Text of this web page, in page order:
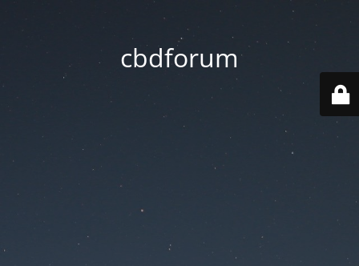
cbdforum